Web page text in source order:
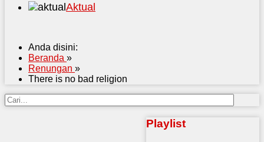
Aktual
Anda disini:
Beranda »
Renungan »
There is no bad religion
Playlist